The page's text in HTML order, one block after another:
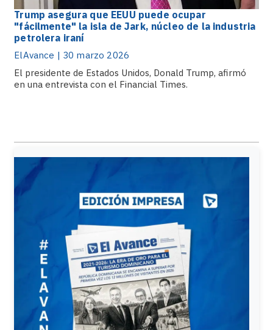
Trump asegura que EEUU puede ocupar
"fácilmente" la isla de Jark, núcleo de la industria
petrolera iraní
ElAvance | 30 marzo 2026
El presidente de Estados Unidos, Donald Trump, afirmó
en una entrevista con el Financial Times.